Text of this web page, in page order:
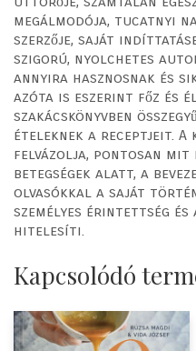
megálmodója, tucatnyi
szerzője, saját
szigorú, nyolchetes
annyira hasznosnak és
azóta is eszerint főz és
szakácskönyvben
ételeknek a receptjeit. A
felvázolja, pontosan mit
betegségek alatt, a
olvasókkal a saját
személyes érintettség
hitelesíti.
Kapcsolódó